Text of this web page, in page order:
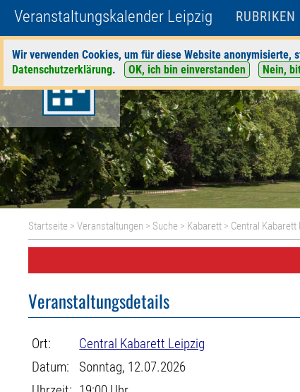
Veranstaltungskalender Leipzig RUBRIKEN
Wir verwenden Cookies, um für diese Website
Datenschutzerklärung. OK, ich bin einverstanden Nein,
Startseite >Veranstaltungen > Suche > Kabarett > Central Kabarett
Veranstaltungsdetails
Ort:
Central Kabarett Leipzig
Datum:
Sonntag, 12.07.2026